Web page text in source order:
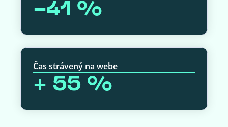
-41 %
Čas strávený na webe
+ 55 %